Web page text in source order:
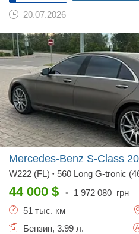
20.07.2026
Mercedes-Benz S-Class
W222 (FL) • 560 Long G-tronic
44 000 $ • 1 972 080 грн
51 тыс. км
Бензин, 3.99 л.